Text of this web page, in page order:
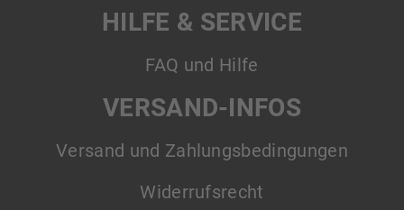
HILFE & SERVICE
FAQ und Hilfe
VERSAND-INFOS
Versand und Zahlungsbedingungen
Widerrufsrecht